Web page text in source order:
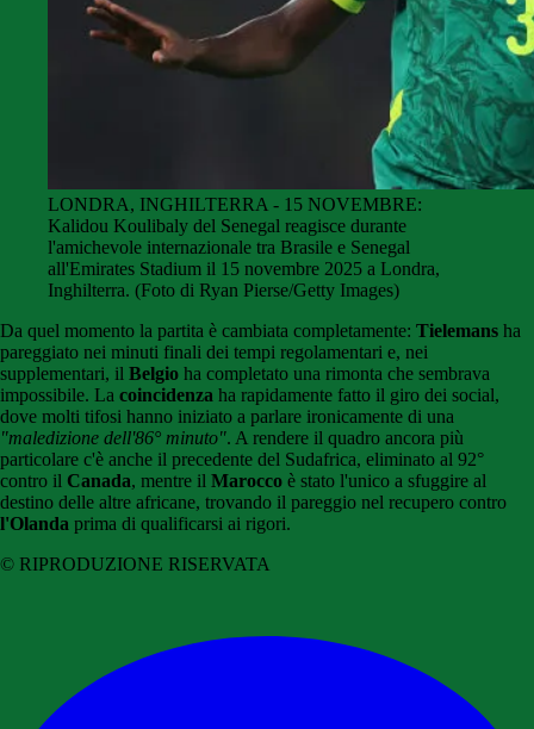
LONDRA, INGHILTERRA - 15 NOVEMBRE:
Kalidou Koulibaly del Senegal reagisce durante
l'amichevole internazionale tra Brasile e Senegal
all'Emirates Stadium il 15 novembre 2025 a Londra,
Inghilterra. (Foto di Ryan Pierse/Getty Images)
Da quel momento la partita è cambiata completamente: Tielemans ha
pareggiato nei minuti finali dei tempi regolamentari e, nei
supplementari, il Belgio ha completato una rimonta che sembrava
impossibile. La coincidenza ha rapidamente fatto il giro dei social,
dove molti tifosi hanno iniziato a parlare ironicamente di una
"maledizione dell'86° minuto". A rendere il quadro ancora più
particolare c'è anche il precedente del Sudafrica, eliminato al 92°
contro il Canada, mentre il Marocco è stato l'unico a sfuggire al
destino delle altre africane, trovando il pareggio nel recupero contro
l'Olanda prima di qualificarsi ai rigori.
© RIPRODUZIONE RISERVATA